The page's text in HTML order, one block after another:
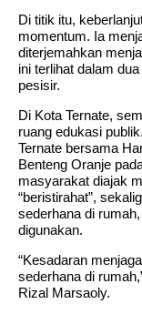
Di titik itu,
momentum. Ia
diterjemahkan
ini terlihat dalam
pesisir.
Di Kota Ternate,
ruang edukasi
Ternate bersama
Benteng Oranje
masyarakat diajak
“beristirahat”,
sederhana di
digunakan.
“Kesadaran
sederhana di
Rizal Marsaoly.